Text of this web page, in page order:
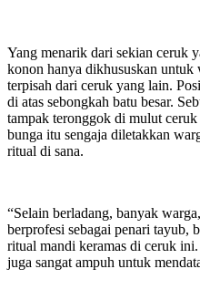
Yang menarik dari sekian ceruk
konon hanya dikhususkan
terpisah dari ceruk yang lain.
di atas sebongkah batu besar.
tampak teronggok di mulut
bunga itu sengaja diletakkan
ritual di sana.
“Selain berladang, banyak
berprofesi sebagai penari tayub,
ritual mandi keramas di ceruk
juga sangat ampuh untuk